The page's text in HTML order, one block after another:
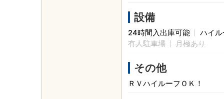
設備
24時間入出庫可能
ハイ
有人駐車場
月極あり
その他
ＲＶハイルーフＯＫ！